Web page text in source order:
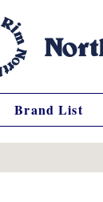
Brand List